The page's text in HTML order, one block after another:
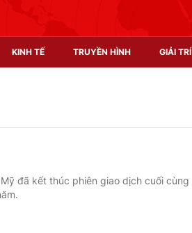
KINH TẾ TRUYỀN HÌNH GIẢI TRÍ
đã kết thúc phiên giao dịch cuối cùng